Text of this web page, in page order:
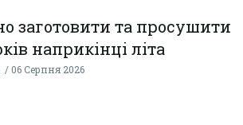
заготовити та просушити
наприкінці літа
06 Серпня 2026